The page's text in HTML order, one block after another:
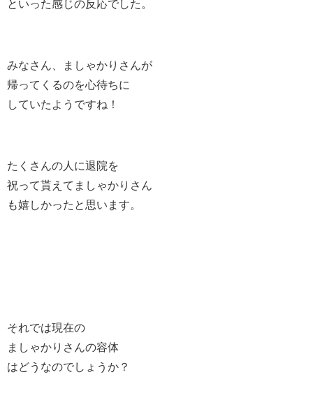
といった感じの反応でした。
みなさん、ましゃかりさんが
帰ってくるのを心待ちに
していたようですね！
たくさんの人に退院を
祝って貰えてましゃかりさん
も嬉しかったと思います。
それでは現在の
ましゃかりさんの容体
はどうなのでしょうか？